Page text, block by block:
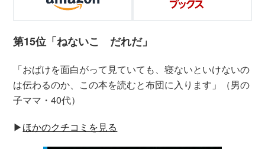
第15位「ねないこ だれだ」
「おばけを面白がって見ていても、寝ないといけないの
は伝わるのか、この本を読むと布団に入ります」（男の
子ママ・40代）
▶︎ほかのクチコミを見る